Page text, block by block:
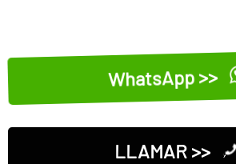
WhatsApp >>
LLAMAR >>